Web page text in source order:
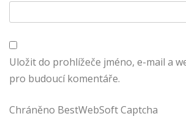
Uložit do prohlížeče jméno, e-mail a
pro budoucí komentáře.
Chráněno BestWebSoft Captcha